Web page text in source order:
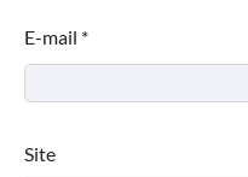
E-mail *
Site